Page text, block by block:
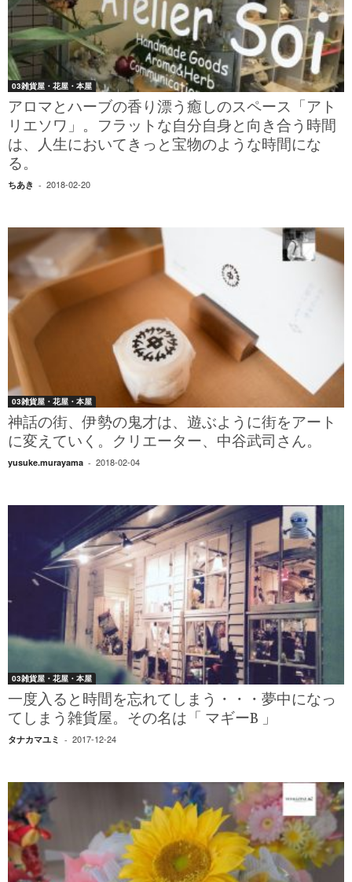
03雑貨屋・花屋・本屋
アロマとハーブの香り漂う癒しのスペース「アト
リエソワ」。フラットな自分自身と向き合う時間
は、人生においてきっと宝物のような時間にな
る。
ちあき - 2018-02-20
03雑貨屋・花屋・本屋
神話の街、伊勢の鬼才は、遊ぶように街をアート
に変えていく。クリエーター、中谷武司さん。
yusuke.murayama - 2018-02-04
03雑貨屋・花屋・本屋
一度入ると時間を忘れてしまう・・・夢中になっ
てしまう雑貨屋。その名は「 マギーB 」
タナカマユミ - 2017-12-24